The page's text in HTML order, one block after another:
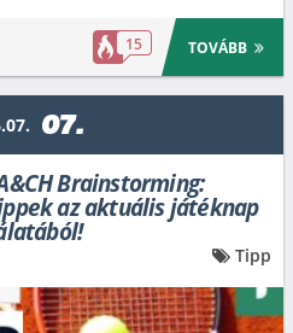
15 TOVÁBB
07.
Brainstorming:
az aktuális játéknap
Tipp